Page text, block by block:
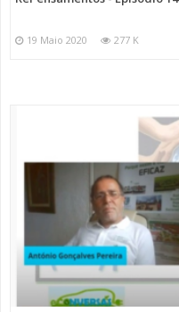
19 Maio 2020 277 K